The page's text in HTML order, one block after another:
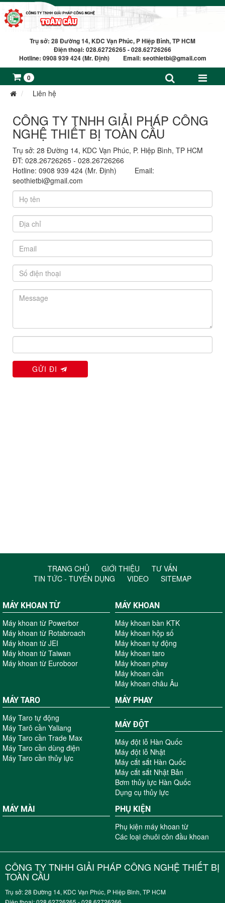
Trụ sở: 28 Đường 14, KDC Vạn Phúc, P Hiệp Bình, TP HCM
Điện thoại: 028.62726265 - 028.62726266
Hotline: 0908 939 424 (Mr. Định) Email: seothietbi@gmail.com
0
Liên hệ
CÔNG TY TNHH GIẢI PHÁP CÔNG
NGHỆ THIẾT BỊ TOÀN CẦU
Trụ sở: 28 Đường 14, KDC Vạn Phúc, P. Hiệp Bình, TP HCM
ĐT: 028.26726265 - 028.26726266
Hotline: 0908 939 424 (Mr. Định) Email:
seothietbi@gmail.com
GỬI ĐI
TRANG CHỦ GIỚI THIỆU
TƯ VẤN
TIN TỨC - TUYỂN DỤNG
VIDEO SITEMAP
MÁY KHOAN TỪ
Máy khoan từ Powerbor
Máy khoan từ Rotabroach
Máy khoan từ JEI
Máy khoan từ Taiwan
Máy khoan từ Euroboor
MÁY KHOAN
Máy khoan bàn KTK
Máy khoan hộp số
Máy khoan tự động
Máy khoan taro
Máy khoan phay
Máy khoan cần
Máy khoan châu Âu
MÁY TARO
Máy Taro tự động
Máy Tarô cần Yaliang
Máy Taro cần Trade Max
Máy Taro cần dùng điện
Máy Taro cần thủy lực
MÁY PHAY
MÁY ĐỘT
Máy đột lỗ Hàn Quốc
Máy đột lỗ Nhật
Máy cắt sắt Hàn Quốc
Máy cắt sắt Nhật Bản
Bơm thủy lực Hàn Quốc
Dụng cụ thủy lực
MÁY MÀI PHỤ KIỆN
Phụ kiện máy khoan từ
Các loại chuôi côn đầu khoan
CÔNG TY TNHH GIẢI PHÁP CÔNG NGHỆ THIẾT BỊ
TOÀN CẦU
Trụ sở: 28 Đường 14, KDC Vạn Phúc, P Hiệp Bình, TP HCM